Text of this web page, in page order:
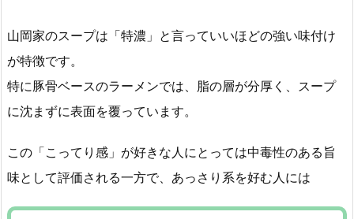
山岡家のスープは「特濃」と言っていいほどの強い味付け
が特徴です。
特に豚骨ベースのラーメンでは、脂の層が分厚く、スープ
に沈まずに表面を覆っています。
この「こってり感」が好きな人にとっては中毒性のある旨
味として評価される一方で、あっさり系を好む人には